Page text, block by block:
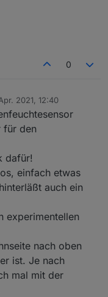
0
2021, 12:40
für den
dafür!
einfach etwas
auch ein
experimentellen
nach oben
ist. Je nach
mal mit der